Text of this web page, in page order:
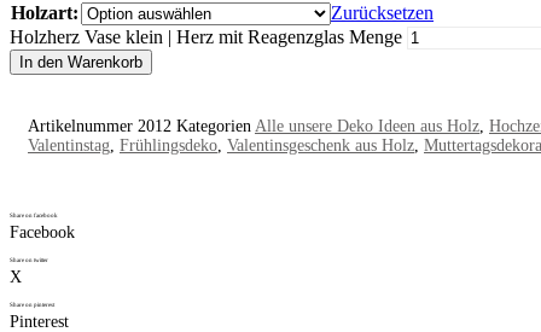
Holzart:
Zurücksetzen
Holzherz Vase klein | Herz mit Reagenzglas Menge
In den Warenkorb
Artikelnummer 2012 Kategorien Alle unsere Deko Ideen aus Holz
Valentinstag Frühlingsdeko Valentinsgeschenk aus Holz
Share on facebook
Facebook
Share on twitter
X
Share on pinterest
Pinterest